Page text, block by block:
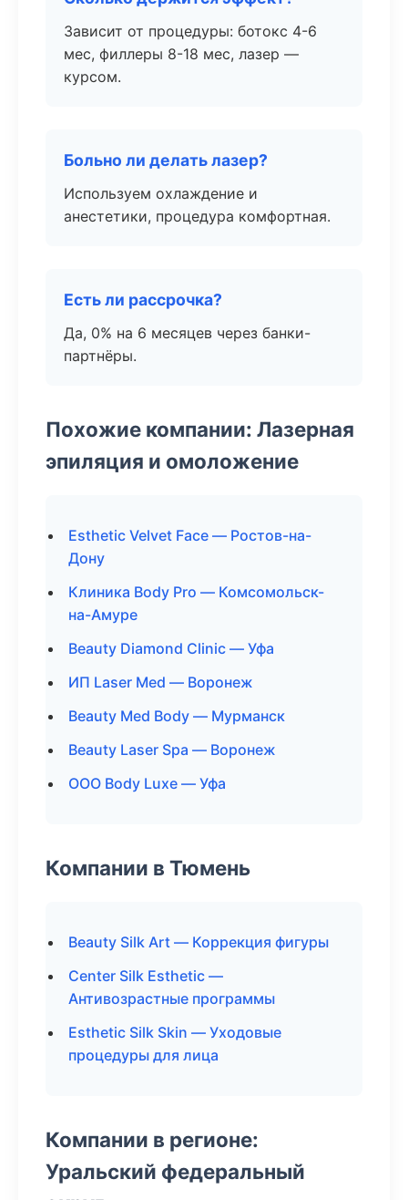
Зависит от процедуры: ботокс 4-6
мес, филлеры 8-18 мес, лазер —
курсом.
Больно ли делать лазер?
Используем охлаждение и
анестетики, процедура комфортная.
Есть ли рассрочка?
Да, 0% на 6 месяцев через банки-
партнёры.
Похожие компании: Лазерная
эпиляция и омоложение
Esthetic Velvet Face — Ростов-на-
Дону
Клиника Body Pro — Комсомольск-
на-Амуре
Beauty Diamond Clinic — Уфа
ИП Laser Med — Воронеж
Beauty Med Body — Мурманск
Beauty Laser Spa — Воронеж
ООО Body Luxe — Уфа
Компании в Тюмень
Beauty Silk Art — Коррекция фигуры
Center Silk Esthetic —
Антивозрастные программы
Esthetic Silk Skin — Уходовые
процедуры для лица
Компании в регионе:
Уральский федеральный